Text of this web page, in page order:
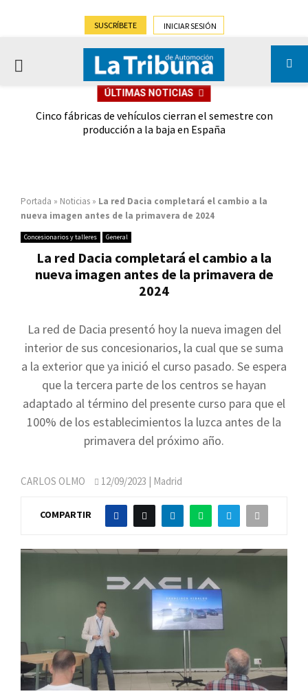
SUSCRÍBETE INICIAR SESIÓN
PRIMARY
ÚLTIMAS NOTICIAS
Cinco fábricas de vehículos cierran el semestre con
producción a la baja en España
Portada » Noticias » La red Dacia completará el cambio a la
nueva imagen antes de la primavera de 2024
Concesionarios y talleres General
La red Dacia completará el cambio a la
nueva imagen antes de la primavera de
2024
La red de Dacia presentó hoy la nueva imagen del
interior de sus concesionarios, la cual que se suma
a la exterior que ya inició el curso pasado. Se espera
que la tercera parte de los centros se hayan
adaptado al término del presente curso para que el
100% de los establecimientos la luzca antes de la
primavera del próximo año.
CARLOS OLMO 12/09/2023 | Madrid
COMPARTIR